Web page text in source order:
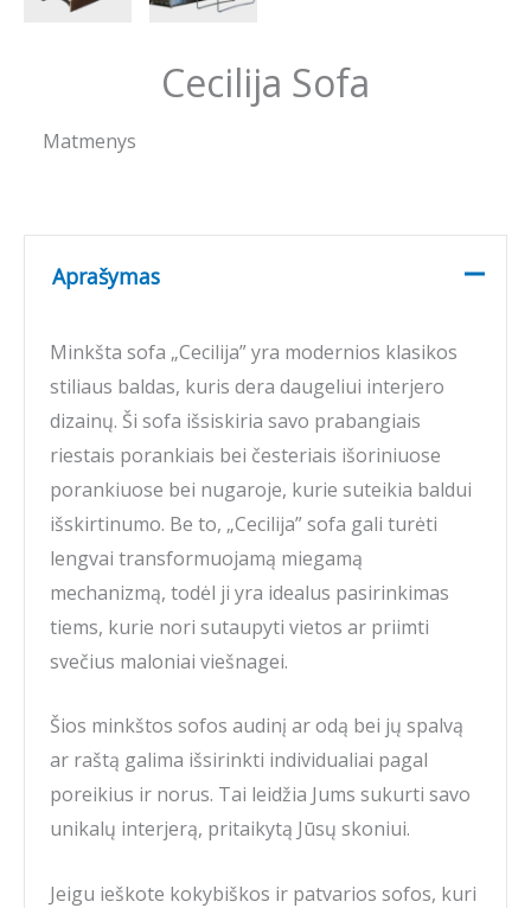
Cecilija Sofa
Matmenys
Aprašymas
Minkšta sofa „Cecilija” yra modernios klasikos
stiliaus baldas, kuris dera daugeliui interjero
dizainų. Ši sofa išsiskiria savo prabangiais
riestais porankiais bei česteriais išoriniuose
porankiuose bei nugaroje, kurie suteikia baldui
išskirtinumo. Be to, „Cecilija” sofa gali turėti
lengvai transformuojamą miegamą
mechanizmą, todėl ji yra idealus pasirinkimas
tiems, kurie nori sutaupyti vietos ar priimti
svečius maloniai viešnagei.
Šios minkštos sofos audinį ar odą bei jų spalvą
ar raštą galima išsirinkti individualiai pagal
poreikius ir norus. Tai leidžia Jums sukurti savo
unikalų interjerą, pritaikytą Jūsų skoniui.
Jeigu ieškote kokybiškos ir patvarios sofos, kuri